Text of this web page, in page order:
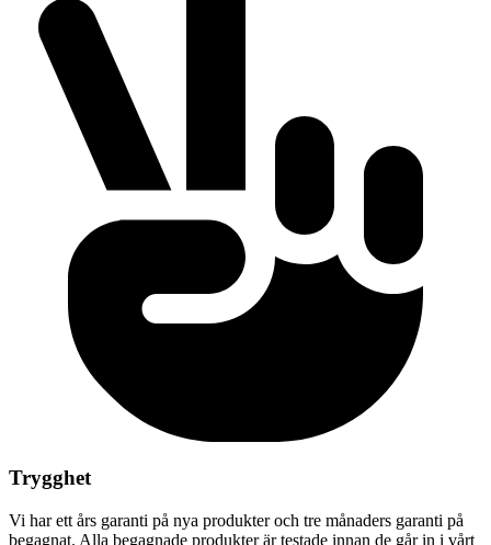
Trygghet
Vi har ett års garanti på nya produkter och tre månaders garanti på
begagnat. Alla begagnade produkter är testade innan de går in i vårt